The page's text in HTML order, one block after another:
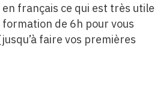
en français ce qui est très utile
de 6h pour vous
faire vos premières